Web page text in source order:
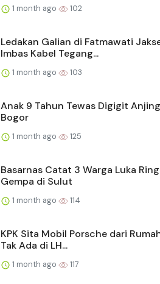
1 month ago 102
Ledakan Galian di Fatmawati
Imbas Kabel Tegang...
1 month ago 103
Anak 9 Tahun Tewas Digigit
Bogor
1 month ago 125
Basarnas Catat 3 Warga Luka
Gempa di Sulut
1 month ago 114
KPK Sita Mobil Porsche dari
Tak Ada di LH...
1 month ago 117